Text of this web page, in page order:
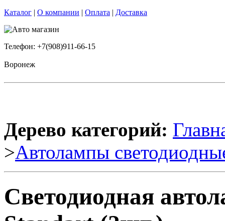
Каталог | О компании | Оплата | Доставка
Телефон: +7(908)911-66-15
Воронеж
Дерево категорий:
>Автолампы
Светодиодная